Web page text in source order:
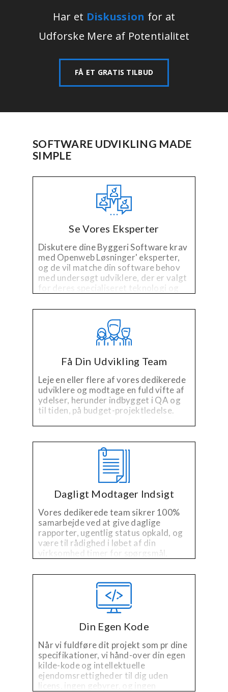
Har et Diskussion for at
Udforske Mere af Potentialitet
FÅ ET GRATIS TILBUD
SOFTWARE UDVIKLING MADE
SIMPLE
Se Vores Eksperter
Diskutere dine Byggeri Software krav
med Openweb Løsninger' eksperter,
og de vil matche din software behov
med undersøgt udviklere, der er valgt
for deres specialiseret teknologi og
Få Din Udvikling Team
Leje en eller flere af vores dedikerede
udviklere og modtage en fuld vifte af
ydelser, herunder indbygget i QA og
til tiden, på budget-projektledelse.
Dagligt Modtager Indsigt
Vores dedikerede team sikrer 100%
samarbejde ved at give daglige
rapporter, ugentlig status opkald, og
være til rådighed i løbet af din
virksomhed timer for spørgsmål,
Din Egen Kode
Når vi fuldføre dit projekt som pr dine
specifikationer, vi hånd-over din egen
kilde-kode og intellektuelle
ejendomsrettigheder til dig uden
licens, ingen gebyrer, og ingen